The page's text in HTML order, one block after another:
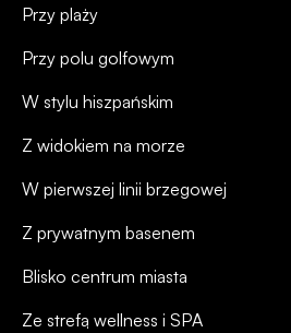
Przy plaży
Przy polu golfowym
W stylu hiszpańskim
Z widokiem na morze
W pierwszej linii brzegowej
Z prywatnym basenem
Blisko centrum miasta
Ze strefą wellness i SPA